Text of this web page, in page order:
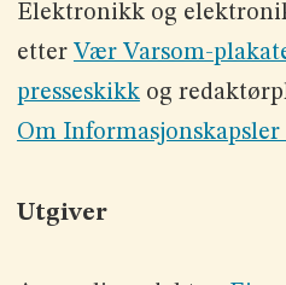
Elektronikk og
etter Vær Varsom-
presseskikkog
Om Informasjonskapsler
Utgiver